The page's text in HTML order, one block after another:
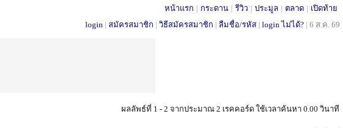
หน้าแรก | กระดาน | รีวิว | ประมูล | ตลาด | เปิดท้าย
login | สมัครสมาชิก | วิธีสมัครสมาชิก | ลืมชื่อ/รหัส | login ไม่ได้? | 6 ส.ค. 69
ผลลัพธ์ที่ 1 - 2 จากประมาณ 2 เรคคอร์ด ใช้เวลาค้นหา 0.00 วินาที